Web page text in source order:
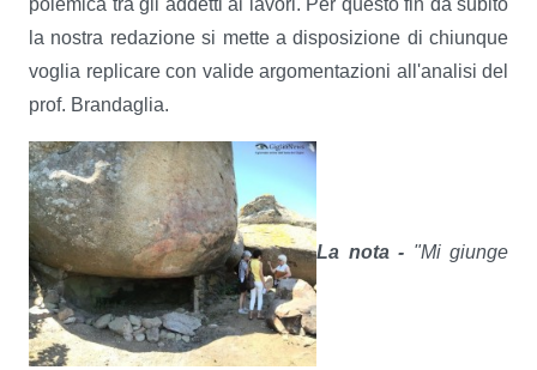
polemica tra gli addetti ai lavori. Per questo fin da subito
la nostra redazione si mette a disposizione di chiunque
voglia replicare con valide argomentazioni all'analisi del
prof. Brandaglia.
La nota - "Mi giunge